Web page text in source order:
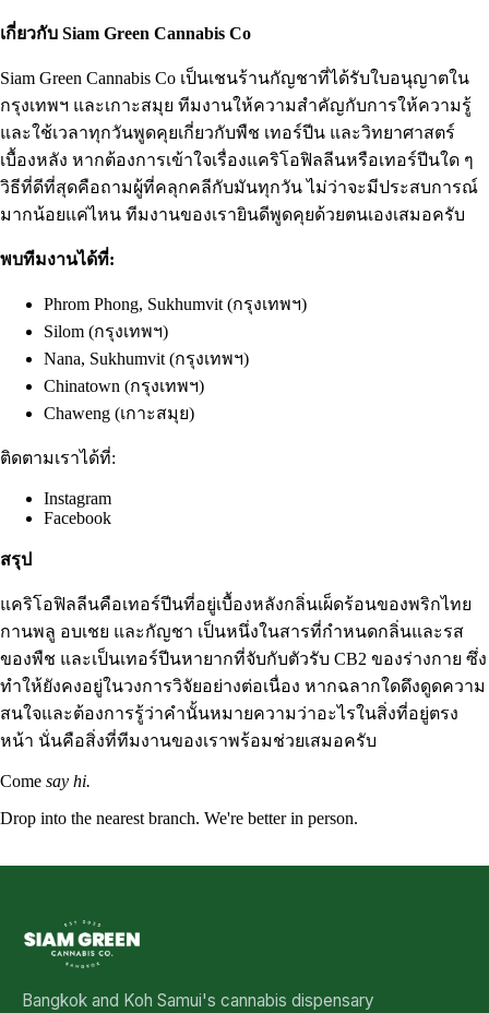
เกี่ยวกับ Siam Green Cannabis Co
Siam Green Cannabis Co เป็นเชนร้านกัญชาที่ได้รับใบอนุญาตใน
กรุงเทพฯ และเกาะสมุย ทีมงานให้ความสำคัญกับการให้ความรู้
และใช้เวลาทุกวันพูดคุยเกี่ยวกับพืช เทอร์ปีน และวิทยาศาสตร์
เบื้องหลัง หากต้องการเข้าใจเรื่องแคริโอฟิลลีนหรือเทอร์ปีนใด ๆ
วิธีที่ดีที่สุดคือถามผู้ที่คลุกคลีกับมันทุกวัน ไม่ว่าจะมีประสบการณ์
มากน้อยแค่ไหน ทีมงานของเรายินดีพูดคุยด้วยตนเองเสมอครับ
พบทีมงานได้ที่:
Phrom Phong, Sukhumvit (กรุงเทพฯ)
Silom (กรุงเทพฯ)
Nana, Sukhumvit (กรุงเทพฯ)
Chinatown (กรุงเทพฯ)
Chaweng (เกาะสมุย)
ติดตามเราได้ที่:
Instagram
Facebook
สรุป
แคริโอฟิลลีนคือเทอร์ปีนที่อยู่เบื้องหลังกลิ่นเผ็ดร้อนของพริกไทย
กานพลู อบเชย และกัญชา เป็นหนึ่งในสารที่กำหนดกลิ่นและรส
ของพืช และเป็นเทอร์ปีนหายากที่จับกับตัวรับ CB2 ของร่างกาย ซึ่ง
ทำให้ยังคงอยู่ในวงการวิจัยอย่างต่อเนื่อง หากฉลากใดดึงดูดความ
สนใจและต้องการรู้ว่าคำนั้นหมายความว่าอะไรในสิ่งที่อยู่ตรง
หน้า นั่นคือสิ่งที่ทีมงานของเราพร้อมช่วยเสมอครับ
Come say hi.
Drop into the nearest branch. We're better in person.
Bangkok and Koh Samui's cannabis dispensary